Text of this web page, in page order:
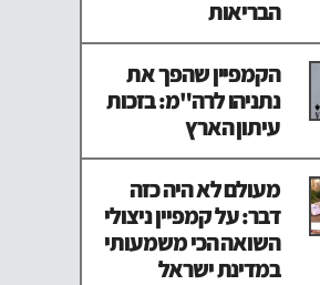
הבריאות
הקמפיין שהפך את
נתניהו לרה"מ: בזכות
עיתון הארץ
מעולם לא היה כזה
דבר: על קמפיין ניצולי
השואה הכי משמעותי
במדינת ישראל